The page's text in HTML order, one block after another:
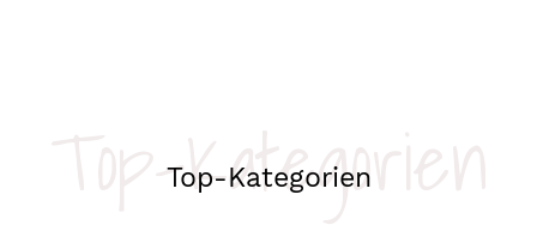
Top-Kategorien
Top-Kategorien